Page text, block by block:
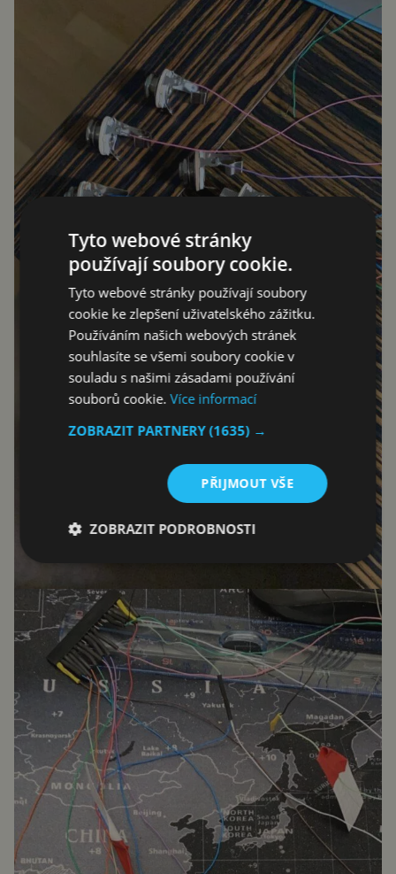
Tyto webové stránky
používají soubory cookie.
Tyto webové stránky používají soubory
cookie ke zlepšení uživatelského zážitku.
Používáním našich webových stránek
souhlasíte se všemi soubory cookie v
souladu s našimi zásadami používání
souborů cookie.Více informací
ZOBRAZIT PARTNERY(1635) →
PŘIJMOUT VŠE
ZOBRAZIT PODROBNOSTI